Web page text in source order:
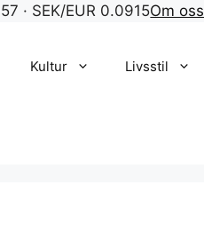
· SEK/EUR 0.0915Om oss
Kultur Livsstil